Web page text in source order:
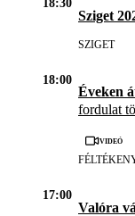
18:30
Sziget
SZIGET
18:00
Éveken
fordulat
Videó
17:00
Valóra